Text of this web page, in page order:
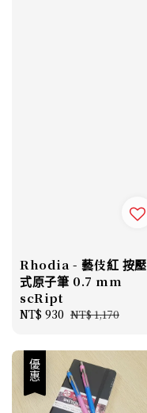
Rhodia - 藝伎紅 按壓
式原子筆 0.7 mm
scRipt
Sale
NT$ 930 Regular
NT$ 1,170
優惠